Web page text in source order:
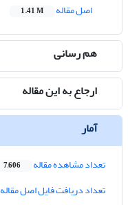
اصل مقاله
1.41 M
هم رسانی
ارجاع به این مقاله
آمار
تعداد مشاهده مقاله 7,606
تعداد دریافت فایل اصل مقاله